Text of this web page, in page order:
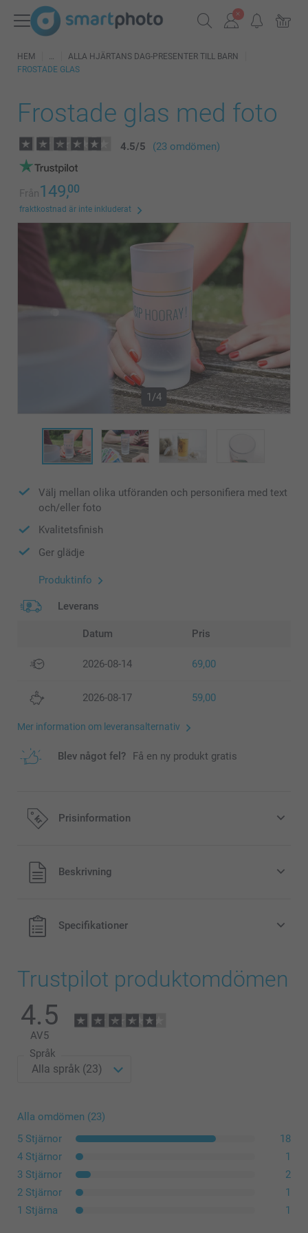
HEM
ALLA HJÄRTANS DAG-PRESENTER TILL BARN
FROSTADE GLAS
Frostade glas med foto
4.5/5 (23 omdömen)
Från149,00
fraktkostnad är inte inkluderat
1/4
Välj mellan olika utföranden och personifiera med text
och/eller foto
Kvalitetsfinish
Ger glädje
Produktinfo
Leverans
Datum Pris
2026-08-14 69,00
2026-08-17 59,00
Mer information om leveransalternativ
Blev något fel? Få en ny produkt gratis
Prisinformation
Alla priser är i svenska kronor (SEK), inklusive moms och
exklusive porto.
Beskrivning
Specifikationer
Trustpilot produktomdömen
4.5
AV5
Språk
Alla omdömen (23)
5 Stjärnor
18
4 Stjärnor
1
3 Stjärnor
2
2 Stjärnor
1
1 Stjärna
1